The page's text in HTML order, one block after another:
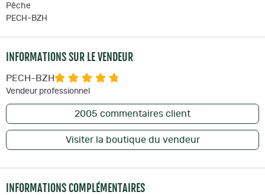
Pêche
PECH-BZH
INFORMATIONS SUR LE VENDEUR
PECH-BZH
Vendeur professionnel
2005 commentaires client
Visiter la boutique du vendeur
INFORMATIONS COMPLÉMENTAIRES